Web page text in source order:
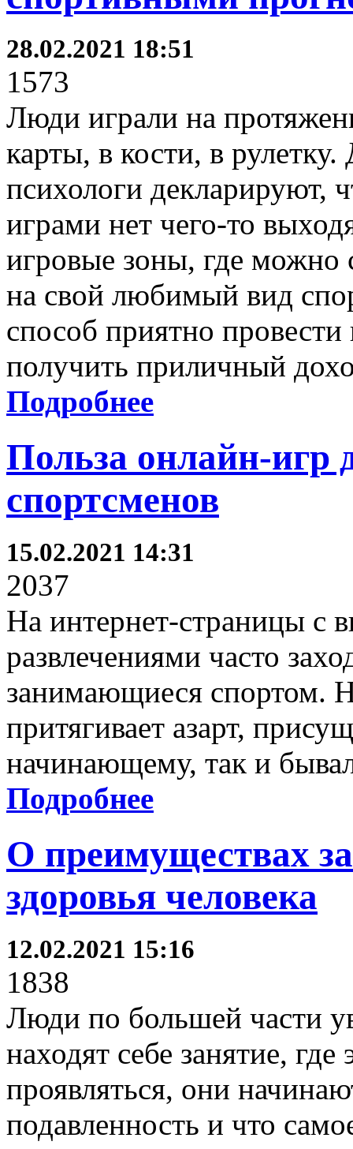
28.02.2021 18:51
1573
Люди играли на
карты, в кости, в
психологи декларируют,
играми нет чего-то
игровые зоны, где можно
на свой любимый вид
способ приятно
получить приличный
Подробнее
Польза онлайн-игр
спортсменов
15.02.2021 14:31
2037
На интернет-страницы с
развлечениями часто
занимающиеся спортом.
притягивает азарт,
начинающему, так и
Подробнее
О преимуществах
здоровья человека
12.02.2021 15:16
1838
Люди по большей части
находят себе занятие, где
проявляться, они
подавленность и что